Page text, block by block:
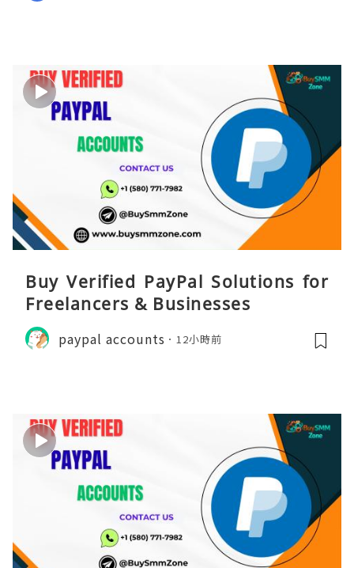
Buy Verified PayPal Solutions for
Freelancers & Businesses
paypal accounts 12小時前